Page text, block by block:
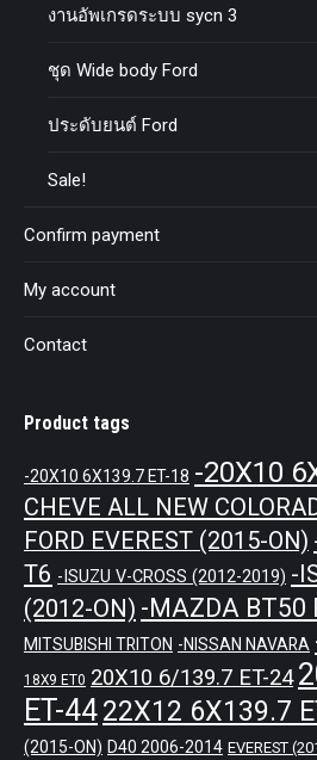
งานอัพเกรดระบบ sycn 3
ชุด Wide body Ford
ประดับยนต์ Ford
Sale!
Confirm payment
My account
Contact
Product tags
-20X10 6X139.7 ET-18 -20X10
CHEVE ALL NEW
FORD EVEREST (2015-ON)
T6 -ISUZU V-CROSS (2012-2019) -
(2012-ON) -MAZDA BT50
MITSUBISHI TRITON -NISSAN NAVARA
18X9 ET0 20X10 6/139.7 ET-24
ET-4422X12 6X139.7
(2015-ON) D40 2006-2014 EVEREST